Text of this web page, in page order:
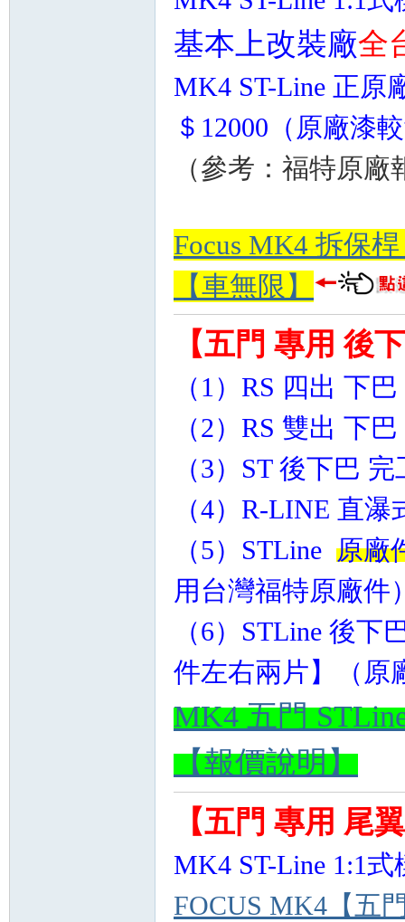
基本上改裝廠全
MK4 ST-Line 正原
＄12000（原廠漆
（參考：福特原
Focus MK4 拆保
【車無限】
【五門 專用 後
（1）RS 四出 下
（2）RS 雙出 下
（3）ST 後下巴
（4）R-LINE 直
（5）STLine 原廠
用台灣福特原廠件
（6） STLine 後下
件左右兩片】（原
MK4 五門
【報價說明】
【五門 專用 尾
MK4 ST-Line 1:1
FOCUS MK4【五